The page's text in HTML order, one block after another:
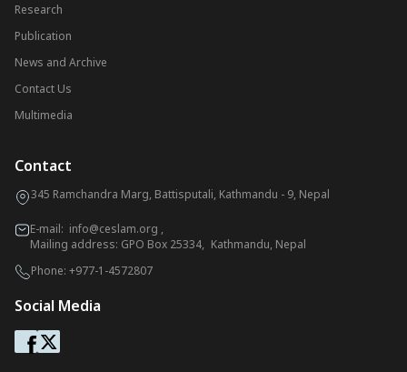
Research
Publication
News and Archive
Contact Us
Multimedia
Contact
345 Ramchandra Marg, Battisputali, Kathmandu - 9, Nepal
E-mail: info@ceslam.org ,
Mailing address: GPO Box 25334, Kathmandu, Nepal
Phone: +977-1-4572807
Social Media